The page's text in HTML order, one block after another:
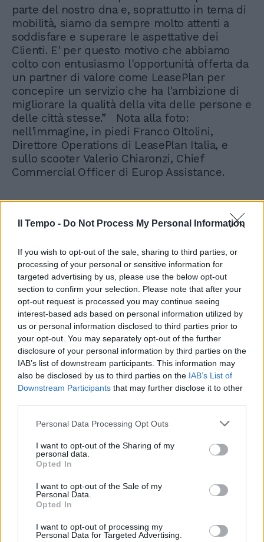
Il Tempo - Do Not Process My Personal Information
If you wish to opt-out of the sale, sharing to third parties, or
processing of your personal or sensitive information for
targeted advertising by us, please use the below opt-out
section to confirm your selection. Please note that after your
opt-out request is processed you may continue seeing
interest-based ads based on personal information utilized by
us or personal information disclosed to third parties prior to
your opt-out. You may separately opt-out of the further
disclosure of your personal information by third parties on the
IAB’s list of downstream participants. This information may
also be disclosed by us to third parties on the IAB’s List of
Downstream Participants that may further disclose it to other
Personal Data Processing Opt Outs
I want to opt-out of the Sharing of my
personal data.
Opted In
I want to opt-out of the Sale of my
Personal Data.
Opted In
I want to opt-out of processing my
Personal Data for Targeted Advertising.
parte del nostro dna e, soprattutto in tema di
mobilità, siamo da sempre molto attenti a
soddisfare e superare le aspettative dei
Clienti. E' per questo motivo che abbiamo
colto con entusiasmo l'opportunità offerta da
un partner di valore come LeasePlan per
concepire un servizio che ha l'ambizione di
migliorare la qualità della vita delle persone e
delle città stesse.” Nota alla foto:
nell'immagine, in piedi Franco Oltolini,
Direttore Operations di LeasePlan Italia, e
sullo scooter Valerio Chiaronzi, Chief
Commercial Officer di Europ Assistance.
In evidenza